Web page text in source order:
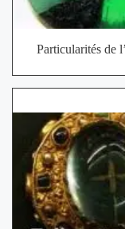
Particularités de